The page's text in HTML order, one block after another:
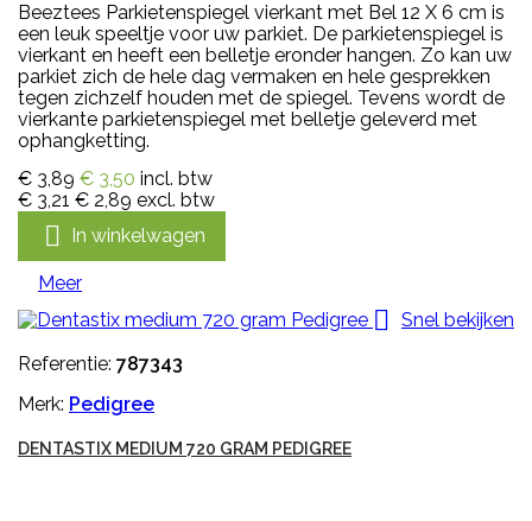
Beeztees Parkietenspiegel vierkant met Bel 12 X 6 cm is
een leuk speeltje voor uw parkiet. De parkietenspiegel is
vierkant en heeft een belletje eronder hangen. Zo kan uw
parkiet zich de hele dag vermaken en hele gesprekken
tegen zichzelf houden met de spiegel. Tevens wordt de
vierkante parkietenspiegel met belletje geleverd met
ophangketting.
€ 3,89 € 3,50 incl. btw
€ 3,21 € 2,89 excl. btw
 In winkelwagen
Meer

Snel bekijken
Referentie: 787343
Merk: Pedigree
DENTASTIX MEDIUM 720 GRAM PEDIGREE